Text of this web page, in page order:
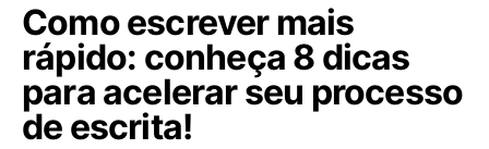
Como escrever mais
rápido: conheça 8 dicas
para acelerar seu processo
de escrita!